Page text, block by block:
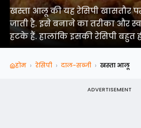
खस्ता आलू की यह रेसिपी खासतौर
जाती है. इसे बनाने का तरीका और
हटके हैं. हालांकि इसकी रेसिपी बहुत
होम › रेसिपी › दाल-सब्‍जी › खस्ता आलू
ADVERTISEMENT